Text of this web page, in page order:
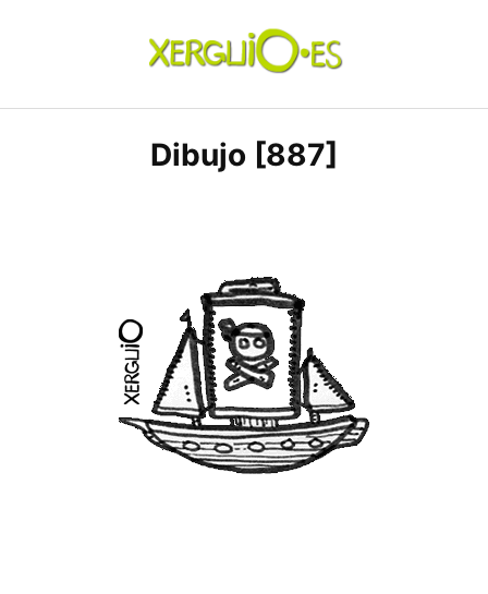
xerguio.ES | ilustración
Dibujo [887]